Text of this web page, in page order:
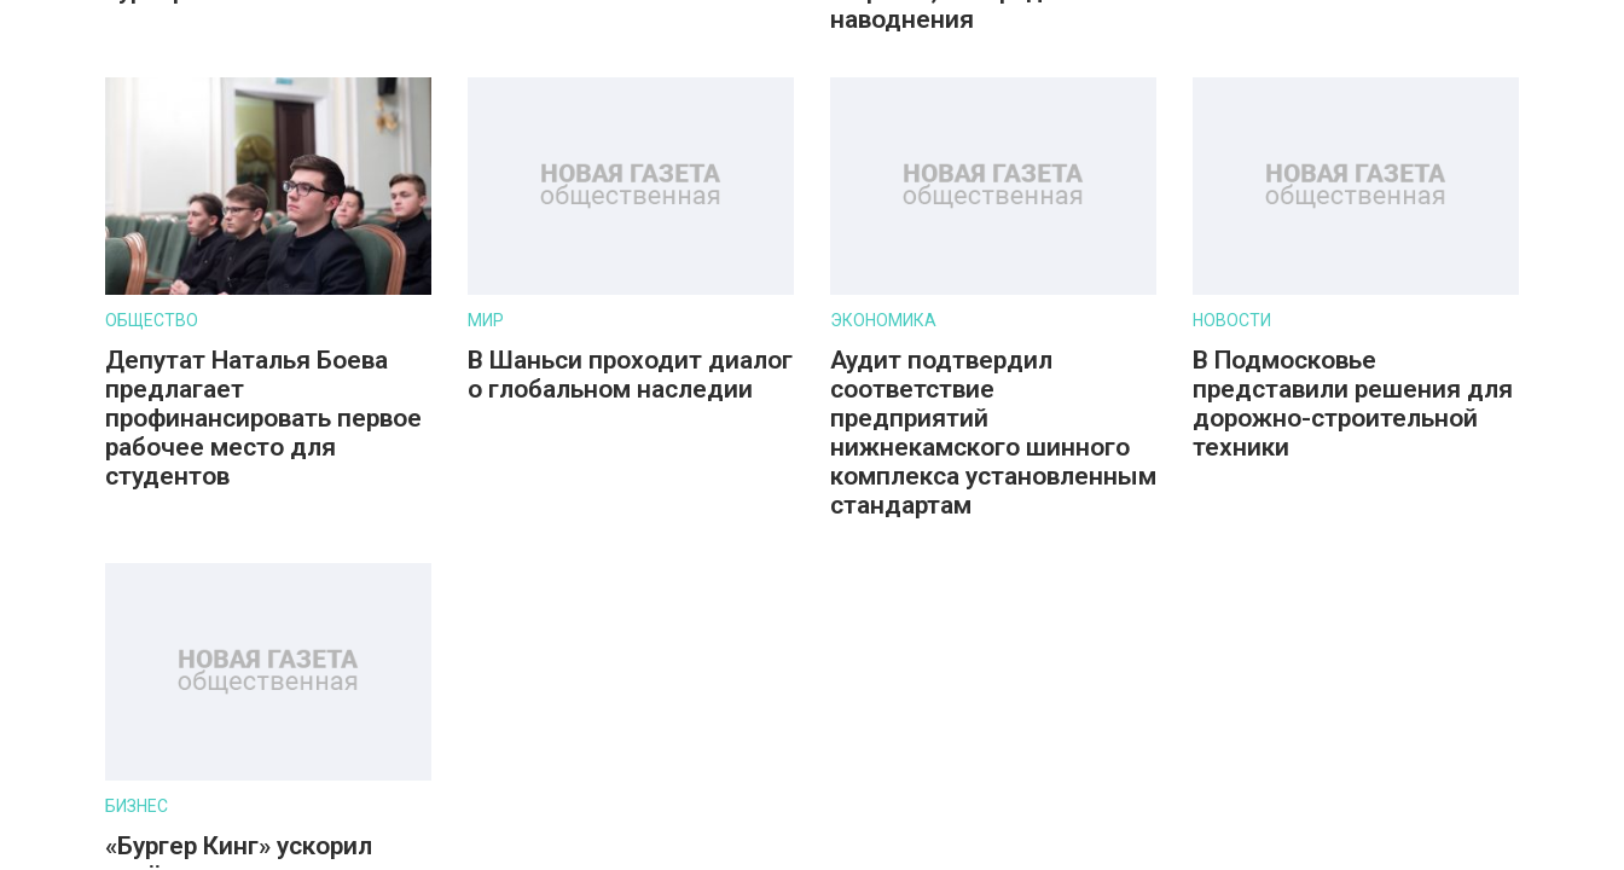
наводнения
ОБЩЕСТВО
Депутат Наталья Боева
предлагает
профинансировать первое
рабочее место для
студентов
МИР
В Шаньси проходит диалог
о глобальном наследии
ЭКОНОМИКА
Аудит подтвердил
соответствие
предприятий
нижнекамского шинного
комплекса установленным
стандартам
НОВОСТИ
В Подмосковье
представили решения для
дорожно-строительной
техники
БИЗНЕС
«Бургер Кинг» ускорил